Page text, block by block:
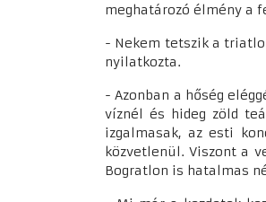
meghatározó élmény a
- Nekem tetszik a
nyilatkozta.
- Azonban a hőség
víznél és hideg zöld
izgalmasak, az esti
közvetlenül. Viszont a
Bogratlon is hatalmas